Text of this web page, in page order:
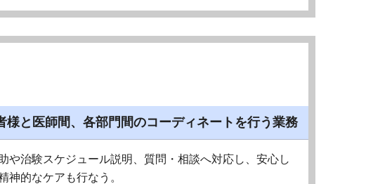
と医師間、各部門間のコーディネートを行う業務
や治験スケジュール説明、質問・相談へ対応し、安心し
神的なケアも行なう。